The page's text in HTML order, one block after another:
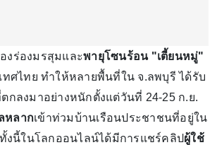
ร่องมรสุมและพายุโซนร้อน "เตี้ยนหมู่"
ทศไทย ทำให้หลายพื้นที่ใน จ.ลพบุรี ได้รับ
กลงมาอย่างหนักตั้งแต่วันที่ 24-25 ก.ย.
หลากเข้าท่วมบ้านเรือนประชาชนที่อยู่ใน
งนี้ในโลกออนไลน์ได้มีการแชร์คลิปผู้ใช้